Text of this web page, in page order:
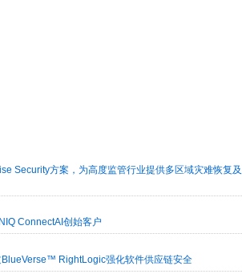
Security方案，为高度监管行业提供多区域灾难恢复及
ConnectAI创始客户
RightLogic强化软件供应链安全